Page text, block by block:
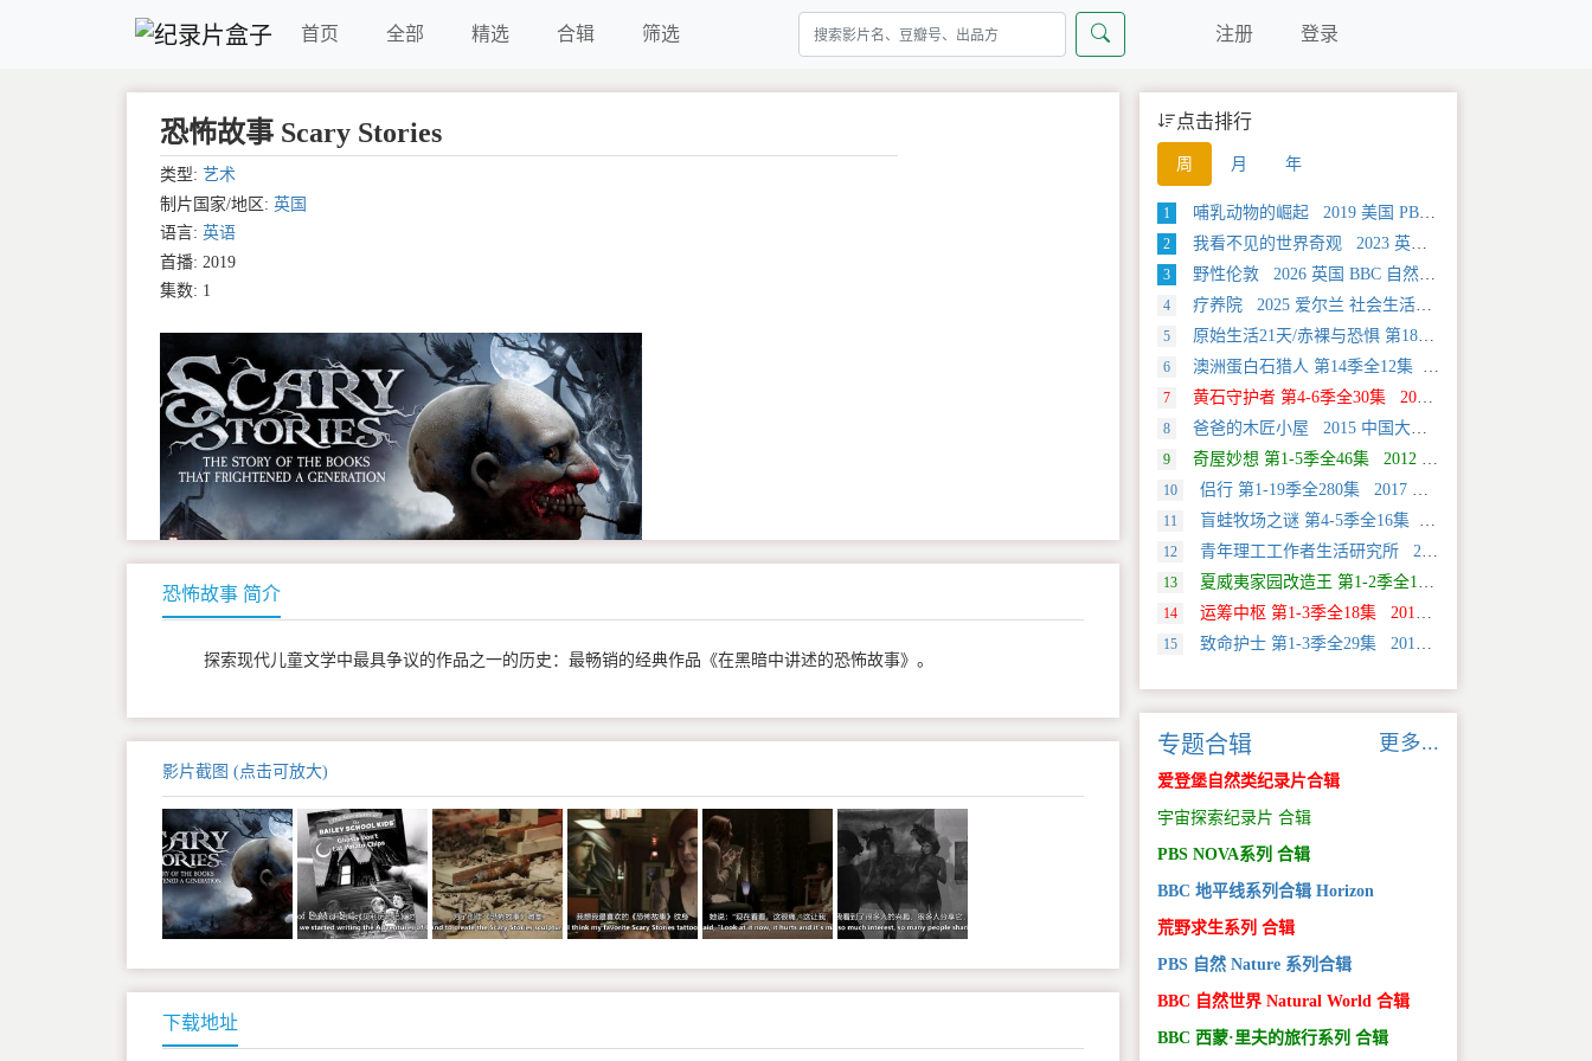
首页 全部 精选 合辑 筛选 注册 登录
恐怖故事 Scary Stories
类型: 艺术
制片国家/地区: 英国
语言: 英语
首播: 2019
集数: 1
恐怖故事 简介
探索现代儿童文学中最具争议的作品之一的历史：最畅销的经典作品《在黑暗中讲述的恐怖故事》。
影片截图 (点击可放大)
下载地址
点击排行
周 月 年
1 哺乳动物的崛起 2019 美国 PBS 自然类纪录片
2 我看不见的世界奇观 2023 英国 旅行类纪录片
3 野性伦敦 2026 英国 BBC 自然类纪录片
4 疗养院 2025 爱尔兰 社会生活类纪录片
5 原始生活21天/赤裸与恐惧 第18季全12集 2025 美国 Discovery 真人秀&舞台类纪录片
6 澳洲蛋白石猎人 第14季全12集 2025 美国 Discovery 真人秀&舞台类纪录片
7 黄石守护者 第4-6季全30集 2024 美国 Discovery 真人秀&舞台类纪录片
8 爸爸的木匠小屋 2015 中国大陆 社会生活类纪录片
9 奇屋妙想 第1-5季全46集 2012 美国 HGTV 真人秀&舞台类纪录片
10 侣行 第1-19季全280集 2017 中国大陆 旅行类纪录片
11 盲蛙牧场之谜 第4-5季全16集 2025 美国 Discovery 探索类纪录片
12 青年理工工作者生活研究所 2022 中国大陆 社会生活类纪录片
13 夏威夷家园改造王 第1-2季全18集 2024 美国 HGTV 真人秀&舞台类纪录片
14 运筹中枢 第1-3季全18集 2013 美国 Discovery 科学类纪录片
15 致命护士 第1-3季全29集 2016 英国 传记类纪录片
专题合辑 更多...
爱登堡自然类纪录片合辑
宇宙探索纪录片 合辑
PBS NOVA系列 合辑
BBC 地平线系列合辑 Horizon
荒野求生系列 合辑
PBS 自然 Nature 系列合辑
BBC 自然世界 Natural World 合辑
BBC 西蒙·里夫的旅行系列 合辑